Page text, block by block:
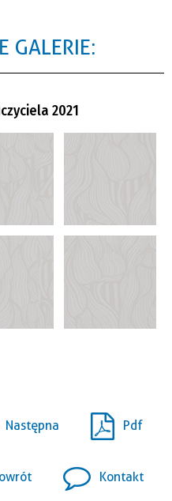
GALERIE:
2021
Następna Pdf
Kontakt